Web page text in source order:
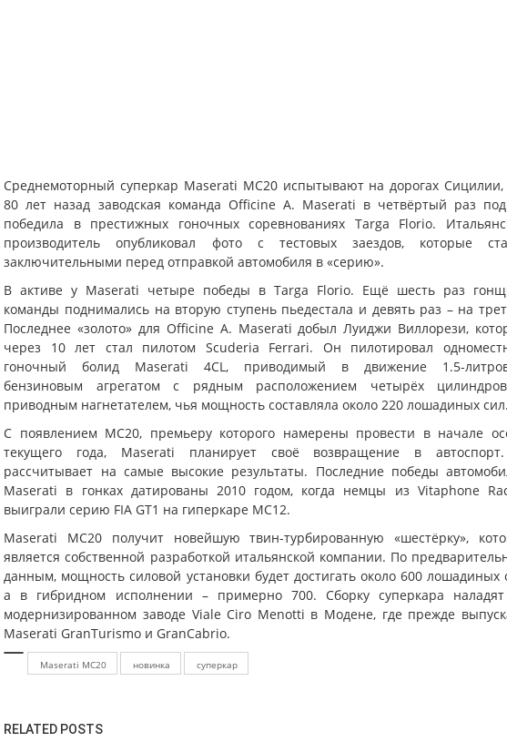
Среднемоторный суперкар Maserati MC20 испытывают на дорогах Сицилии,
80 лет назад заводская команда Officine A. Maserati в четвёртый раз
победила в престижных гоночных соревнованиях Targa Florio.
производитель опубликовал фото с тестовых заездов, которые
заключительными перед отправкой автомобиля в «серию».
В активе у Maserati четыре победы в Targa Florio. Ещё шесть раз
команды поднимались на вторую ступень пьедестала и девять раз – на
Последнее «золото» для Officine A. Maserati добыл Луиджи Виллорези,
через 10 лет стал пилотом Scuderia Ferrari. Он пилотировал
гоночный болид Maserati 4CL, приводимый в движение 1.5-
бензиновым агрегатом с рядным расположением четырёх
приводным нагнетателем, чья мощность составляла около 220 лошадиных сил.
С появлением MC20, премьеру которого намерены провести в начале
текущего года, Maserati планирует своё возвращение в
рассчитывает на самые высокие результаты. Последние победы
Maserati в гонках датированы 2010 годом, когда немцы из Vitaphone
выиграли серию FIA GT1 на гиперкаре MC12.
Maserati MC20 получит новейшую твин-турбированную «шестёрку»,
является собственной разработкой итальянской компании. По
данным, мощность силовой установки будет достигать около 600 лошадиных
а в гибридном исполнении – примерно 700. Сборку суперкара
модернизированном заводе Viale Ciro Menotti в Модене, где прежде
Maserati GranTurismo и GranCabrio.
Maserati MC20 новинка суперкар
RELATED POSTS